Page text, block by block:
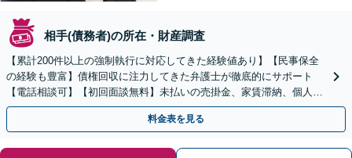
相手(債務者)の所在・財産調査
【累計200件以上の強制執行に対応してきた経験値あり】【民事保全
の経験も豊富】債権回収に注力してきた弁護士が徹底的にサポート
【電話相談可】【初回面談無料】未払いの売掛金、家賃滞納、個人間
のお金の貸し借りなど【関西エリア対応】
料金表を見る